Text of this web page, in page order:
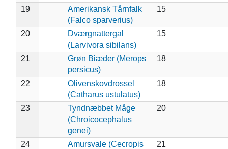
19
Amerikansk Tårnfalk
(Falco sparverius)
15
20
Dværgnattergal
(Larvivora sibilans)
15
21
Grøn Biæder (Merops
persicus)
18
22
Olivenskovdrossel
(Catharus ustulatus)
18
23
Tyndnæbbet Måge
(Chroicocephalus
genei)
20
24
Amursvale (Cecropis
21